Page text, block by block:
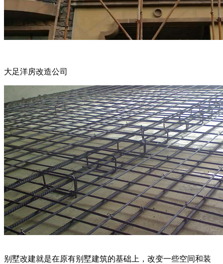
大足洋房改造公司
别墅改建就是在原有别墅建筑的基础上，改变一些空间和装